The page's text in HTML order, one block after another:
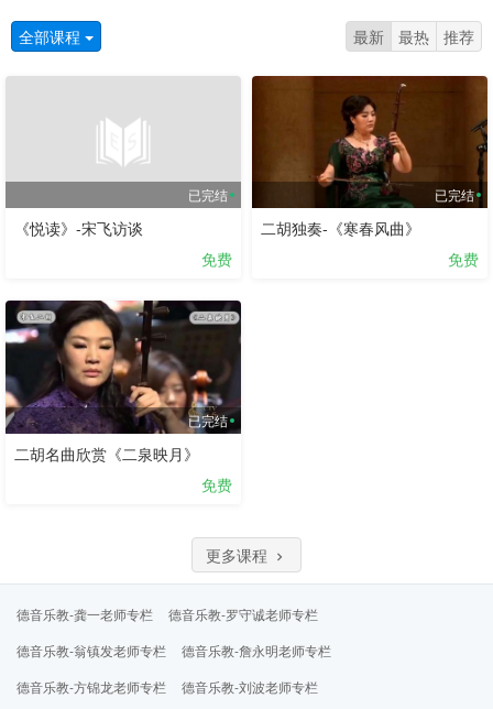
全部课程 最新 最热 推荐
已完结
《悦读》-宋飞访谈
免费
已完结
二胡独奏-《寒春风曲》
免费
已完结
二胡名曲欣赏《二泉映月》
免费
更多课程
德音乐教-龚一老师专栏
德音乐教-罗守诚老师专栏
德音乐教-翁镇发老师专栏
德音乐教-詹永明老师专栏
德音乐教-方锦龙老师专栏
德音乐教-刘波老师专栏